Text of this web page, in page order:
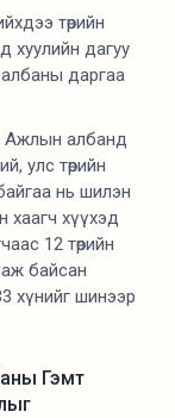
төрийн
хуулийн дагуу
даргаа
Ажлын албанд
улс төрийн
нь шилэн
хаагч хүүхэд
12 төрийн
байсан
хүнийг шинээр
Гэмт